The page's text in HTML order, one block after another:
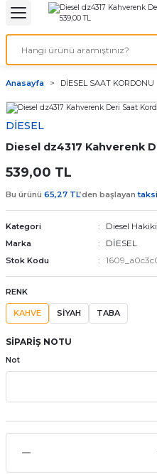
& ELEKTİRİK
ve Cihaz Pilleri
ÇEŞİTLERİ
Kordon Çeşitleri
Kordonları
saat kordonu
Kordonları
Anasayfa DİESEL SAAT KORDONU
DİESEL
Diesel dz4317 Kahverenk
539,00 TL
Bu ürünü 65,27 TL’den başlayan
Kategori Diesel
Marka DİESEL
Stok Kodu
RENK
KAHVE SİYAH TABA
SİPARİŞ NOTU
Not